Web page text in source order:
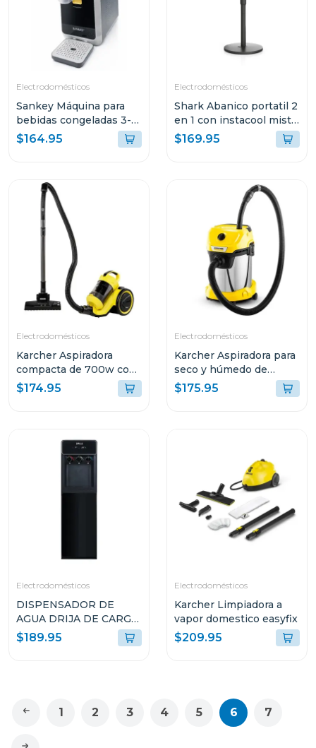
Electrodomésticos
Sankey Máquina para
bebidas congeladas 3-
en-1 con pantalla tactil
sl2001
$164.95
Electrodomésticos
Shark Abanico portatil 2
en 1 con instacool mist
flexbreeze fa222
$169.95
Electrodomésticos
Karcher Aspiradora
compacta de 700w con
contenedor de residuos
$174.95
Electrodomésticos
Karcher Aspiradora para
seco y húmedo de
1000w wd3s
$175.95
Electrodomésticos
DISPENSADOR DE
AGUA DRIJA DE CARGA
INFERIOR DE 20L
COLOR NEGRO ACQUA
$189.95
Electrodomésticos
Karcher Limpiadora a
vapor domestico easyfix
$209.95
1 2 3 4 5 6 7